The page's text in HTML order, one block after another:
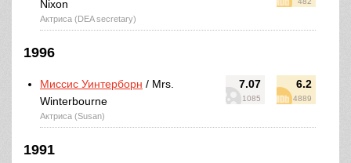
Nixon
Актриса (DEA secretary)
1996
7.07
1085
6.2
4889
Миссис Уинтерборн / Mrs.
Winterbourne
Актриса (Susan)
1991